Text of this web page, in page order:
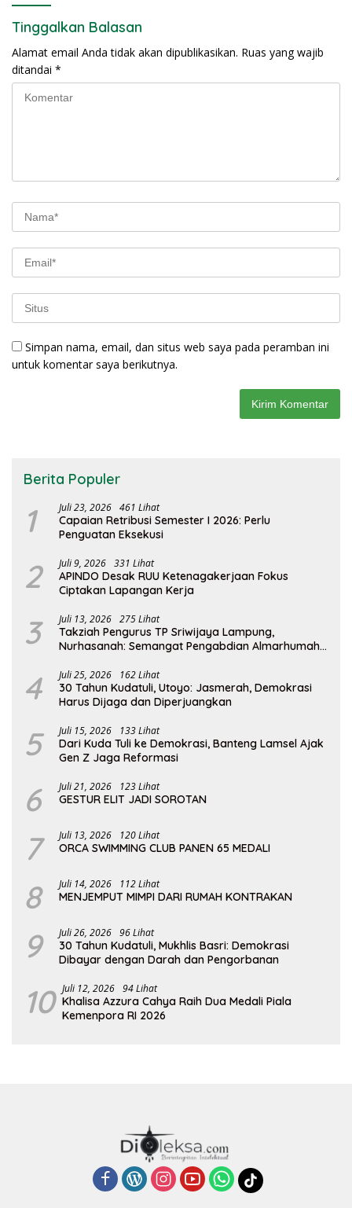
Tinggalkan Balasan
Alamat email Anda tidak akan dipublikasikan. Ruas yang wajib
ditandai *
Simpan nama, email, dan situs web saya pada peramban ini
untuk komentar saya berikutnya.
Berita Populer
1 Juli 23, 2026 461 Lihat
Capaian Retribusi Semester I 2026: Perlu
Penguatan Eksekusi
2 Juli 9, 2026 331 Lihat
APINDO Desak RUU Ketenagakerjaan Fokus
Ciptakan Lapangan Kerja
3 Juli 13, 2026 275 Lihat
Takziah Pengurus TP Sriwijaya Lampung,
Nurhasanah: Semangat Pengabdian Almarhumah
4 Juli 25, 2026 162 Lihat
30 Tahun Kudatuli, Utoyo: Jasmerah, Demokrasi
Harus Dijaga dan Diperjuangkan
5 Juli 15, 2026 133 Lihat
Dari Kuda Tuli ke Demokrasi, Banteng Lamsel Ajak
Gen Z Jaga Reformasi
6 Juli 21, 2026 123 Lihat
GESTUR ELIT JADI SOROTAN
7 Juli 13, 2026 120 Lihat
ORCA SWIMMING CLUB PANEN 65 MEDALI
8 Juli 14, 2026 112 Lihat
MENJEMPUT MIMPI DARI RUMAH KONTRAKAN
9 Juli 26, 2026 96 Lihat
30 Tahun Kudatuli, Mukhlis Basri: Demokrasi
Dibayar dengan Darah dan Pengorbanan
10 Juli 12, 2026 94 Lihat
Khalisa Azzura Cahya Raih Dua Medali Piala
Kemenpora RI 2026